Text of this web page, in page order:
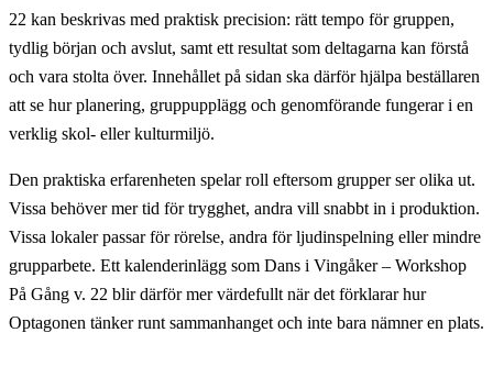
22 kan beskrivas med praktisk precision: rätt tempo för gruppen,
tydlig början och avslut, samt ett resultat som deltagarna kan förstå
och vara stolta över. Innehållet på sidan ska därför hjälpa beställaren
att se hur planering, gruppupplägg och genomförande fungerar i en
verklig skol- eller kulturmiljö.
Den praktiska erfarenheten spelar roll eftersom grupper ser olika ut.
Vissa behöver mer tid för trygghet, andra vill snabbt in i produktion.
Vissa lokaler passar för rörelse, andra för ljudinspelning eller mindre
grupparbete. Ett kalenderinlägg som Dans i Vingåker – Workshop
På Gång v. 22 blir därför mer värdefullt när det förklarar hur
Optagonen tänker runt sammanhanget och inte bara nämner en plats.